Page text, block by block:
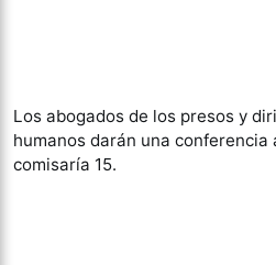
Los abogados de los presos y
humanos darán una conferencia
comisaría 15.